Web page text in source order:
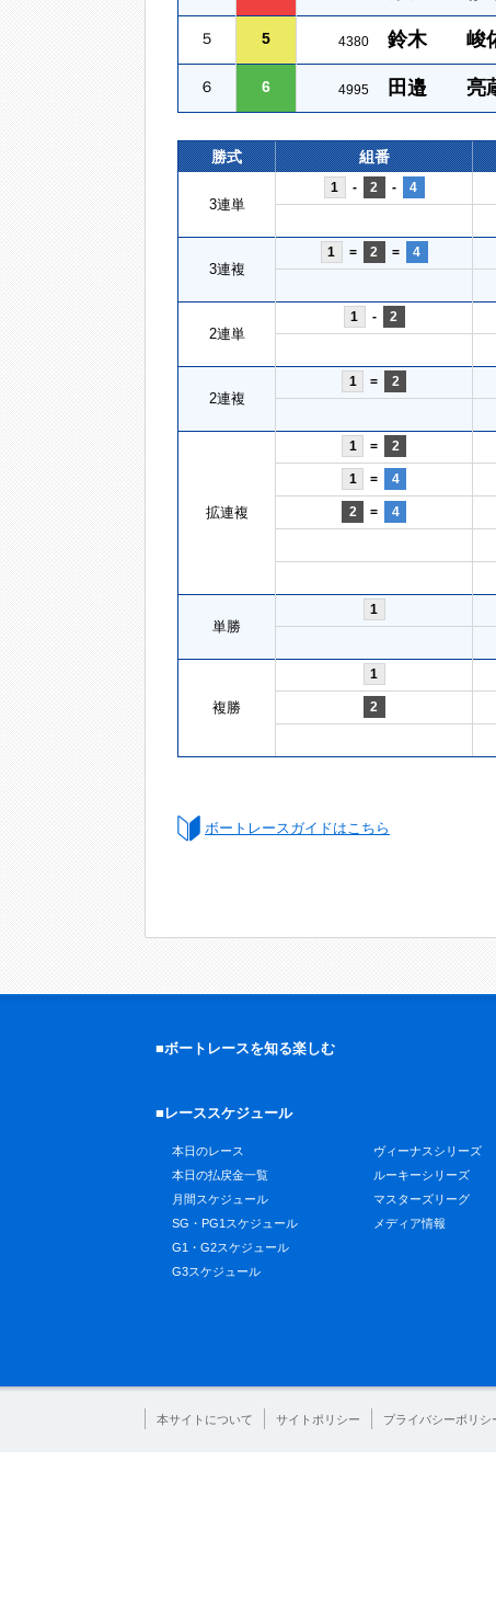
５ 5 4380 鈴木 峻
６ 6 4995 田邉 亮
勝式 組番
3連単
1 - 2 - 4
3連複
1 = 2 = 4
2連単
1 - 2
2連複
1 = 2
拡連複
1 = 2
1 = 4
2 = 4
単勝
1
複勝
1
2
ボートレースガイドはこちら
■ボートレースを知る楽しむ
■レーススケジュール
本日のレース
本日の払戻金一覧
月間スケジュール
SG・PG1スケジュール
G1・G2スケジュール
G3スケジュール
ヴィーナスシリーズ
ルーキーシリーズ
マスターズリーグ
メディア情報
本サイトについて サイトポリシー プライバシーポリシ